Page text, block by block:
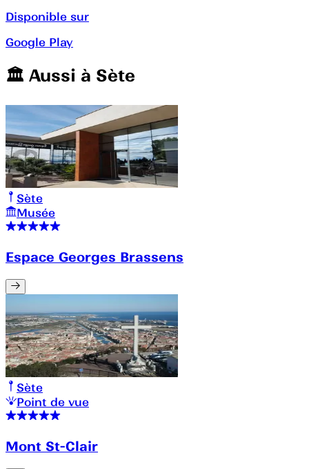
Disponible sur
Google Play
🏛️️ Aussi à Sète
Sète
Musée
Espace Georges Brassens
Sète
Point de vue
Mont St-Clair